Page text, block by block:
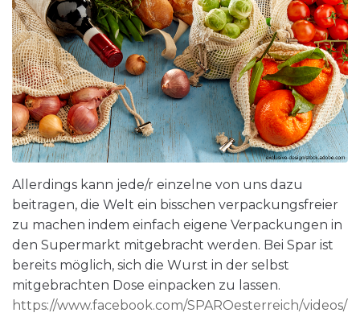
Allerdings kann jede/r einzelne von uns dazu
beitragen, die Welt ein bisschen verpackungsfreier
zu machen indem einfach eigene Verpackungen in
den Supermarkt mitgebracht werden. Bei Spar ist
bereits möglich, sich die Wurst in der selbst
mitgebrachten Dose einpacken zu lassen.
https://www.facebook.com/SPAROesterreich/videos/